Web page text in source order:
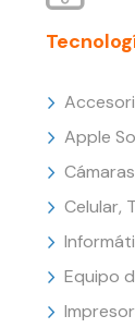
Apple
Cámaras
Celular,
Equipo